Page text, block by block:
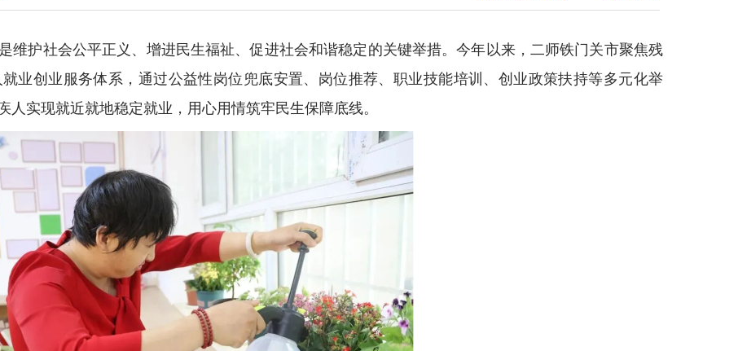
维护社会公平正义、增进民生福祉、促进社会和谐稳定的关键举措。今年以来，二师铁门关市聚焦残
业创业服务体系，通过公益性岗位兜底安置、岗位推荐、职业技能培训、创业政策扶持等多元化举
实现就近就地稳定就业，用心用情筑牢民生保障底线。